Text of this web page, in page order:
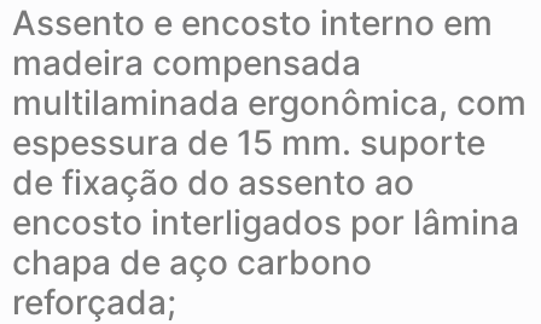
Assento e encosto interno em
madeira compensada
multilaminada ergonômica, com
espessura de 15 mm. suporte
de fixação do assento ao
encosto interligados por lâmina
chapa de aço carbono
reforçada;